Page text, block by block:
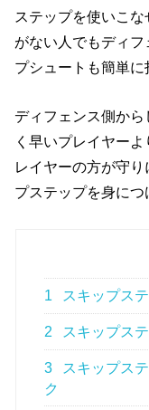
ステップを使いこ
がない人でもディ
プシュートも簡単に
ディフェンス側か
く早いプレイヤー
レイヤーの方が守
プステップを身につ
1 スキップス
2 スキップス
3
スキップス
ク